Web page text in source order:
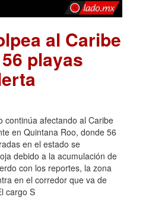
al Caribe
playas
continúa afectando al Caribe
en Quintana Roo, donde 56
en el estado se
debido a la acumulación de
con los reportes, la zona
en el corredor que va de
cargo S